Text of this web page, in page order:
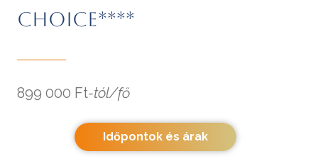
CHOICE****
899 000 Ft-tól/fő
Időpontok és árak